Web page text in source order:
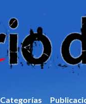
Categorí­as